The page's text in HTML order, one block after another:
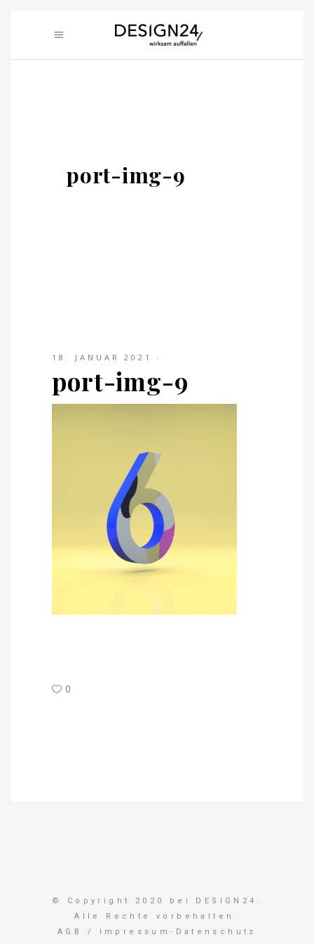
port-img-9
18. JANUAR 2021
port-img-9
0
© Copyright 2020 bei DESIGN24.
Alle Rechte vorbehalten.
AGB
/ Impressum-Datenschutz